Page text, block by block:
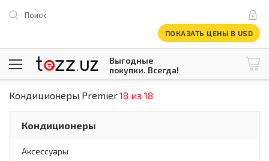
Поиск
ПОКАЗАТЬ ЦЕНЫ В USD
Выгодные
покупки. Всегда!
1 USD = 12 296.16 сум
Все категории
Компьютеры и оргтехника
Телевизоры
Климатическая техника
Кондиционеры Premier18 из 18
Кондиционеры
Аксессуары